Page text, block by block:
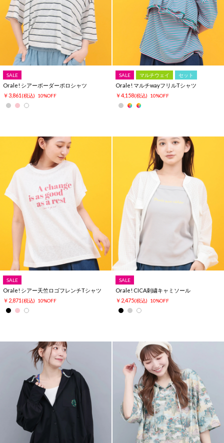
SALE
Orale! シアーボーダーポロシャツ
￥3,861 (税込) 10%OFF
SALE マルチウェイ セット
Orale! マルチwayフリルTシャツ
￥4,158(税込) 10%OFF
SALE
Orale! シアー天竺ロゴフレンチTシャツ
￥2,871 (税込) 10%OFF
SALE
Orale! CICA刺繍キャミソール
￥2,475(税込) 10%OFF